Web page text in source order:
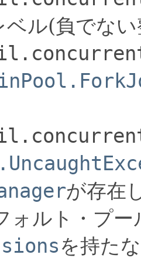
ベル(負でな
が存在
ォルト・プ
を持た